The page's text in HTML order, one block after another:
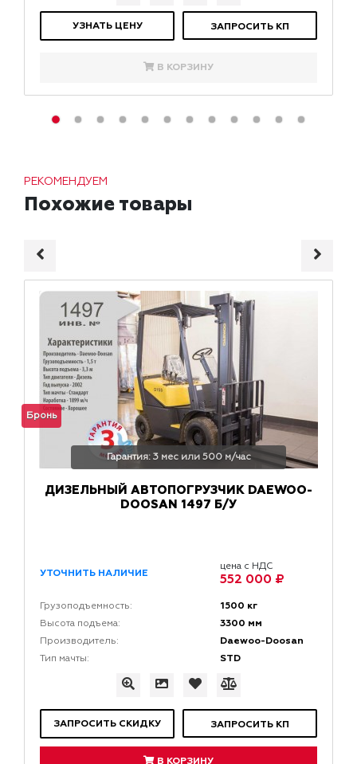
УЗНАТЬ ЦЕНУ ЗАПРОСИТЬ КП
В КОРЗИНУ
РЕКОМЕНДУЕМ
Похожие товары
Бронь
Гарантия: 3 мес или 500 м/час
ДИЗЕЛЬНЫЙ АВТОПОГРУЗЧИК DAEWOO-
DOOSAN 1497 Б/У
УТОЧНИТЬ НАЛИЧИЕ
цена с НДС
552 000 ₽
Грузоподъемность: 1500 кг
Высота подъема: 3300 мм
Производитель: Daewoo-Doosan
Тип мачты: STD
ЗАПРОСИТЬ СКИДКУ ЗАПРОСИТЬ КП
В КОРЗИНУ